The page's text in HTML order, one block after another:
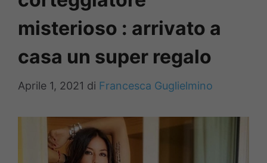
misterioso : arrivato a
casa un super regalo
Aprile 1, 2021 di Francesca Guglielmino